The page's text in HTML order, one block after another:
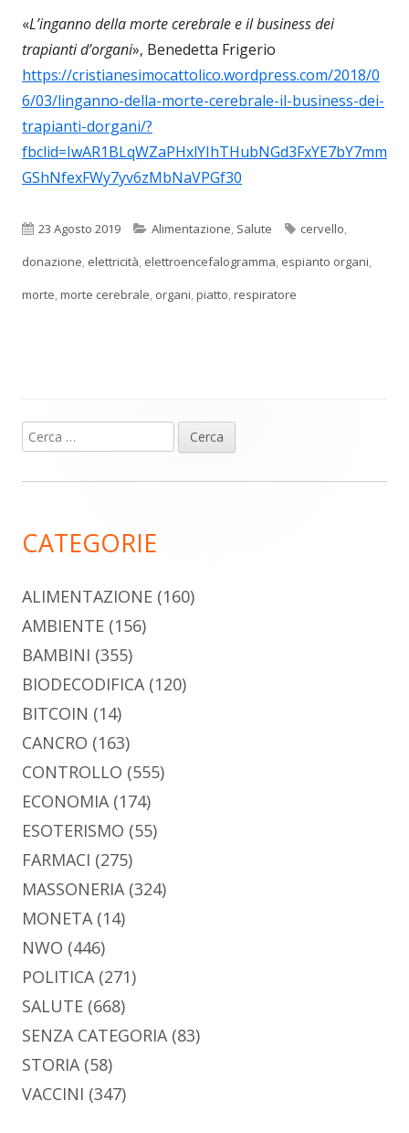
«L’inganno della morte cerebrale e il business dei
trapianti d’organi», Benedetta Frigerio
https://cristianesimocattolico.wordpress.com/2018/0
6/03/linganno-della-morte-cerebrale-il-business-dei-
trapianti-dorgani/?
fbclid=IwAR1BLqWZaPHxlYIhTHubNGd3FxYE7bY7mm
GShNfexFWy7yv6zMbNaVPGf30
Pubblicato
23 Agosto 2019 Categorie
Alimentazione, Salute Tag
cervello,
donazione, elettricità, elettroencefalogramma, espianto organi,
morte,morte cerebrale, organi,piatto,respiratore
Barra
laterale
Ricerca
per:
CATEGORIE
ALIMENTAZIONE (160)
AMBIENTE (156)
BAMBINI (355)
BIODECODIFICA(120)
BITCOIN (14)
CANCRO (163)
CONTROLLO (555)
ECONOMIA(174)
ESOTERISMO (55)
FARMACI (275)
MASSONERIA(324)
MONETA(14)
NWO (446)
POLITICA(271)
SALUTE (668)
SENZA CATEGORIA(83)
STORIA(58)
VACCINI (347)